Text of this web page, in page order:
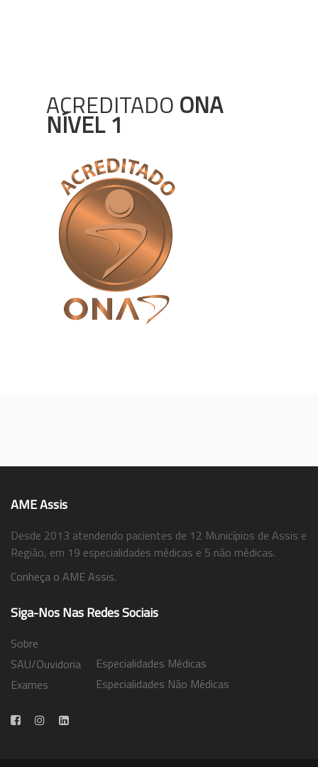
ACREDITADO ONA
NÍVEL 1
AME Assis
Desde 2013 atendendo pacientes de 12 Municípios de Assis e
Região, em 19 especialidades médicas e 5 não médicas.
Conheça o AME Assis.
Siga-Nos Nas Redes Sociais
Sobre
SAU/Ouvidoria
Exames
Especialidades Médicas
Especialidades Não Médicas